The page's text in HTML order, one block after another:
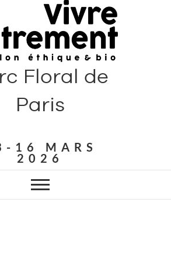
Floral de
Paris
16 MARS
2026